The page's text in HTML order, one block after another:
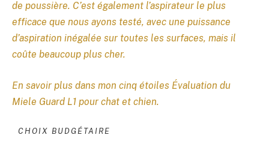
de poussière. C’est également l’aspirateur le plus
efficace que nous ayons testé, avec une puissance
d’aspiration inégalée sur toutes les surfaces, mais il
coûte beaucoup plus cher.
En savoir plus dans mon cinq étoiles Évaluation du
Miele Guard L1 pour chat et chien.
CHOIX BUDGÉTAIRE